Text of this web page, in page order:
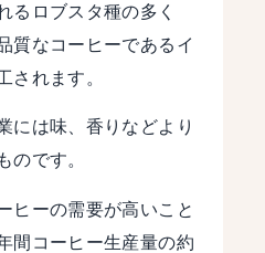
るロブスタ種の多く
質なコーヒーであるイ
されます。
には味、香りなどより
のです。
ヒーの需要が高いこと
間コーヒー生産量の約